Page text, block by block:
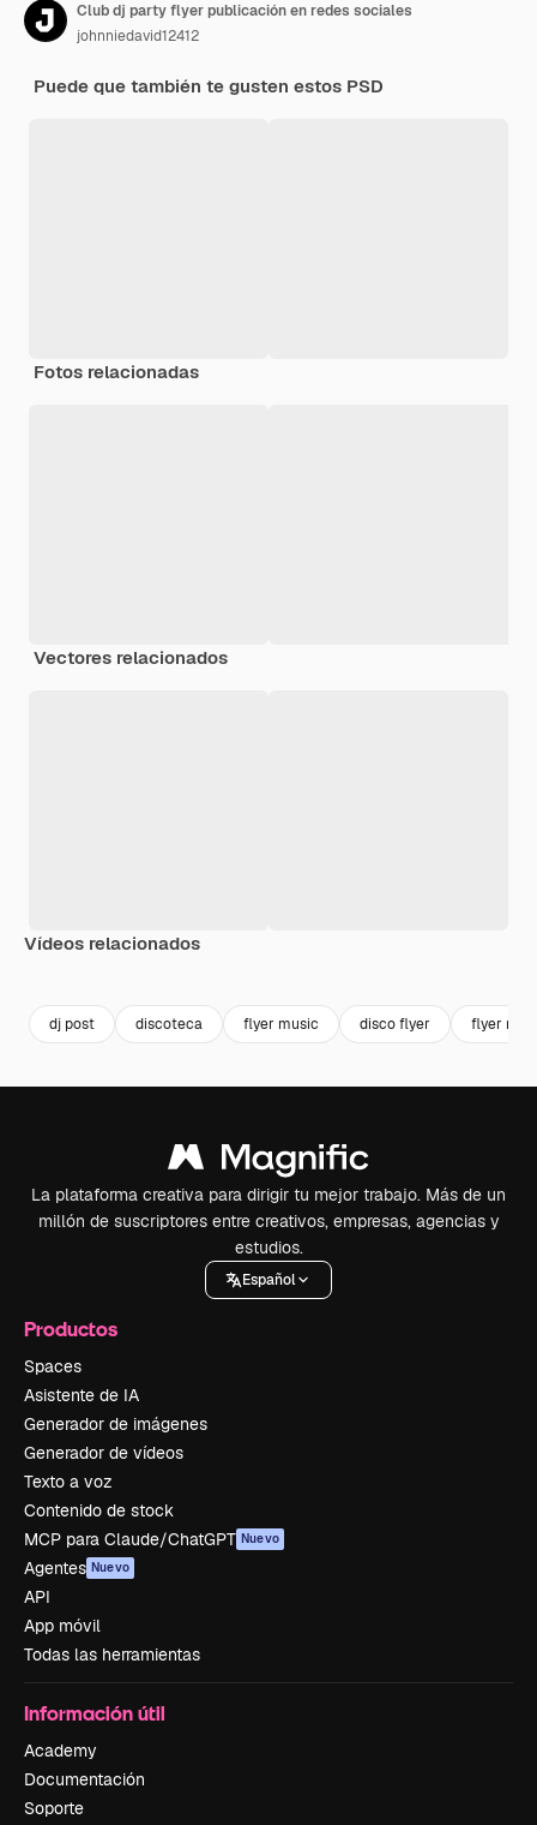
Club dj party flyer publicación en redes sociales
johnniedavid12412
Puede que también te gusten estos PSD
Fotos relacionadas
Vectores relacionados
Vídeos relacionados
dj post discoteca flyer music disco flyer flyer
La plataforma creativa para dirigir tu mejor trabajo. Más de un
millón de suscriptores entre creativos, empresas, agencias y
estudios.
Español
Productos
Spaces
Asistente de IA
Generador de imágenes
Generador de vídeos
Texto a voz
Contenido de stock
MCP para Claude/ChatGPT Nuevo
Agentes Nuevo
API
App móvil
Todas las herramientas
Información útil
Academy
Documentación
Soporte